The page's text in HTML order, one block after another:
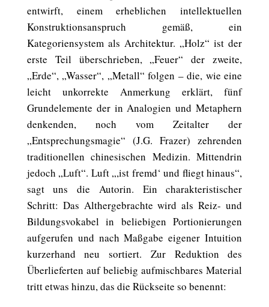
entwirft, einem erheblichen intellektuellen
Konstruktionsanspruch gemäß, ein
Kategoriensystem als Architektur. „Holz“ ist der
erste Teil überschrieben, „Feuer“ der zweite,
„Erde“, „Wasser“, „Metall“ folgen – die, wie eine
leicht unkorrekte Anmerkung erklärt, fünf
Grundelemente der in Analogien und Metaphern
denkenden, noch vom Zeitalter der
„Entsprechungsmagie“ (J.G. Frazer) zehrenden
traditionellen chinesischen Medizin. Mittendrin
jedoch „Luft“. Luft „,ist fremd‘ und fliegt hinaus“,
sagt uns die Autorin. Ein charakteristischer
Schritt: Das Althergebrachte wird als Reiz- und
Bildungsvokabel in beliebigen Portionierungen
aufgerufen und nach Maßgabe eigener Intuition
kurzerhand neu sortiert. Zur Reduktion des
Überlieferten auf beliebig aufmischbares Material
tritt etwas hinzu, das die Rückseite so benennt: